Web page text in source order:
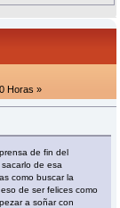
Horas »
de fin del
de esa
como buscar la
de ser felices como
a soñar con